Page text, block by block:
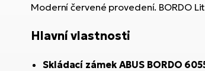
Moderní červené provedení. BORDO
Hlavní vlastnosti
Skládací zámek ABUS BORDO